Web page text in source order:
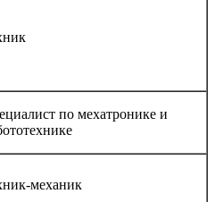
по мехатронике и
механик